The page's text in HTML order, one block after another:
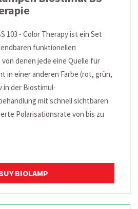
103 - Color Therapy ist ein Set
funktionellen
denen jede eine Quelle für
in einer anderen Farbe (rot, grün,
in der Biostimul-
mit schnell sichtbaren
Polarisationsrate von bis zu
BIOLAMP